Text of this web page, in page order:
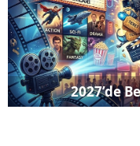
En İyi